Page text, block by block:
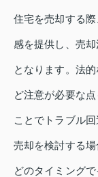
住宅を売却する
感を提供し、売
となります。法
ど注意が必要な
ことでトラブル
売却を検討する場
どのタイミング